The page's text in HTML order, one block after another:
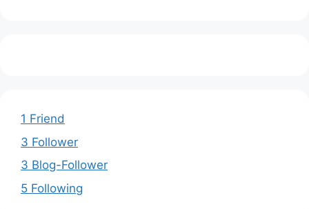
1 Friend
3 Follower
3 Blog-Follower
5 Following